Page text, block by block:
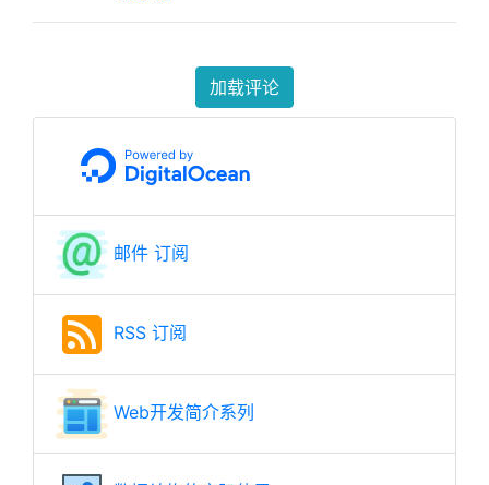
加载评论
邮件 订阅
RSS 订阅
Web开发简介系列